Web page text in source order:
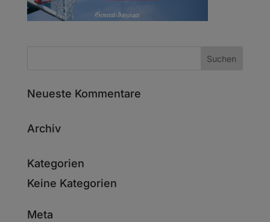
Neueste Kommentare
Archiv
Kategorien
Keine Kategorien
Meta